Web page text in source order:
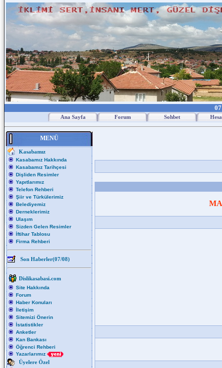
Ana Sayfa Forum Sohbet
MENÜ
Kasabamız
Kasabamız Hakkında
Kasabamız Tarihçesi
Dişliden Resimler
Yapıtlarımız
Telefon Rehberi
Şiir ve Türkülerimiz
Belediyemiz
Derneklerimiz
Ulaşım
Sizden Gelen Resimler
İftihar Tablosu
Firma Rehberi
Son Haberler(07/08)
Dislikasabasi.com
Site Hakkında
Forum
Haber Konuları
İletişim
Sitemizi Önerin
İstatistikler
Anketler
Kan Bankası
Öğrenci Rehberi
Yazarlarımız
Üyelere Özel